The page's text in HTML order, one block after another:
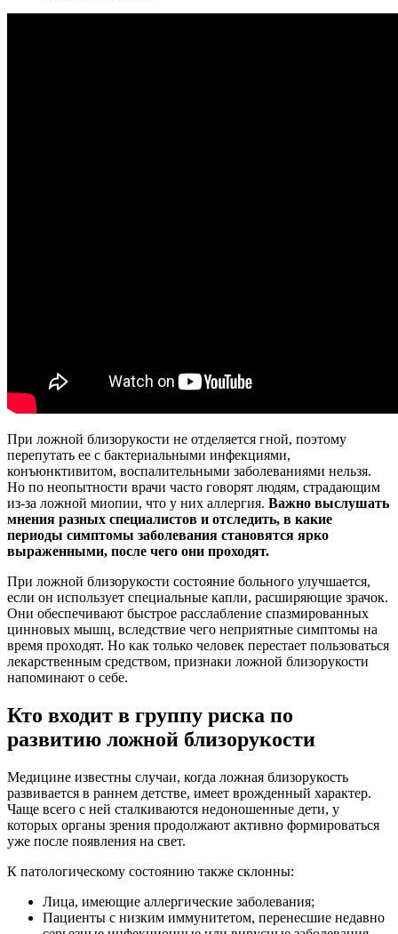
При ложной близорукости не отделяется гной, поэтому
перепутать ее с бактериальными инфекциями,
конъюнктивитом, воспалительными заболеваниями нельзя.
Но по неопытности врачи часто говорят людям, страдающим
из-за ложной миопии, что у них аллергия. Важно выслушать
мнения разных специалистов и отследить, в какие
периоды симптомы заболевания становятся ярко
выраженными, после чего они проходят.
При ложной близорукости состояние больного улучшается,
если он использует специальные капли, расширяющие зрачок.
Они обеспечивают быстрое расслабление спазмированных
цинновых мышц, вследствие чего неприятные симптомы на
время проходят. Но как только человек перестает пользоваться
лекарственным средством, признаки ложной близорукости
напоминают о себе.
Кто входит в группу риска по
развитию ложной близорукости
Медицине известны случаи, когда ложная близорукость
развивается в раннем детстве, имеет врожденный характер.
Чаще всего с ней сталкиваются недоношенные дети, у
которых органы зрения продолжают активно формироваться
уже после появления на свет.
К патологическому состоянию также склонны:
Лица, имеющие аллергические заболевания;
Пациенты с низким иммунитетом, перенесшие недавно